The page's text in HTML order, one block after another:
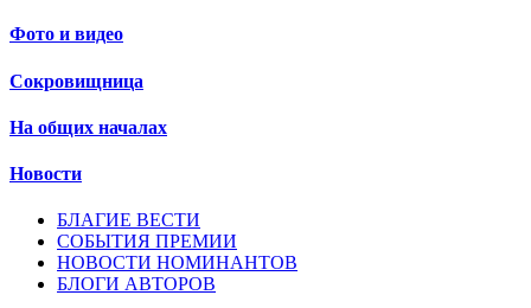
Фото и видео
Сокровищница
На общих началах
Новости
БЛАГИЕ ВЕСТИ
СОБЫТИЯ ПРЕМИИ
НОВОСТИ НОМИНАНТОВ
БЛОГИ АВТОРОВ